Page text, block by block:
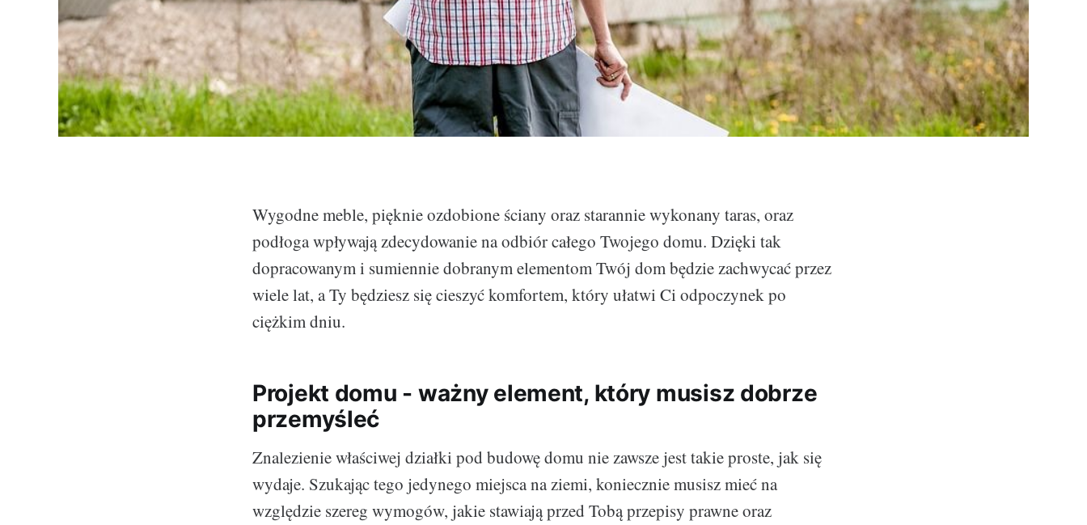
Wygodne meble, pięknie ozdobione ściany oraz starannie wykonany taras, oraz
podłoga wpływają zdecydowanie na odbiór całego Twojego domu. Dzięki tak
dopracowanym i sumiennie dobranym elementom Twój dom będzie zachwycać przez
wiele lat, a Ty będziesz się cieszyć komfortem, który ułatwi Ci odpoczynek po
ciężkim dniu.
Projekt domu - ważny element, który musisz dobrze
przemyśleć
Znalezienie właściwej działki pod budowę domu nie zawsze jest takie proste, jak się
wydaje. Szukając tego jedynego miejsca na ziemi, koniecznie musisz mieć na
względzie szereg wymogów, jakie stawiają przed Tobą przepisy prawne oraz